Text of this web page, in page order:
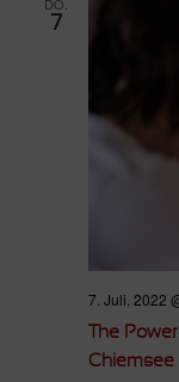
7
7. Juli. 2022
The
Chiemsee